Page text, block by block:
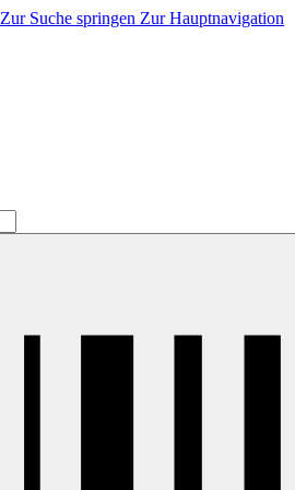
Zur Suche springen Zur Hauptnavigation